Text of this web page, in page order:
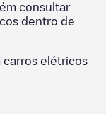
consultar
dentro de
carros elétricos